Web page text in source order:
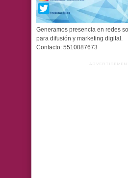
Generamos presencia en redes
para difusión y marketing digital.
Contacto: 5510087673